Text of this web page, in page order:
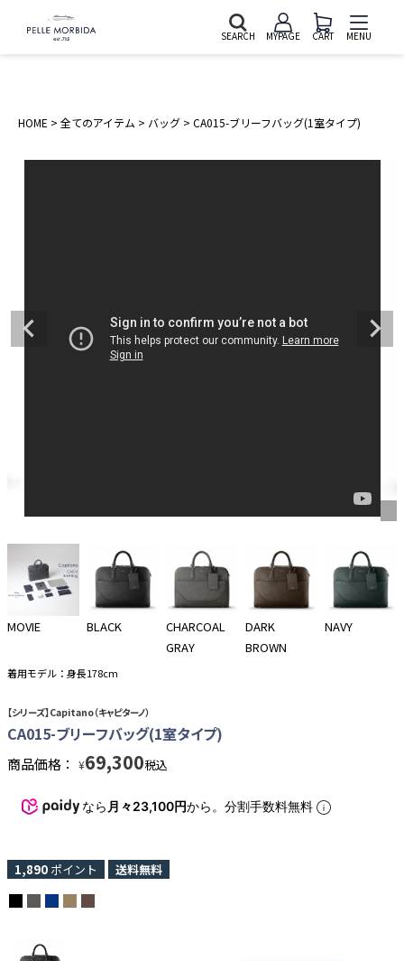
SEARCH MYPAGE CART MENU
HOME 全てのアイテム バッグ CA015-ブリーフバッグ(1室タイプ)
MOVIE BLACK
CHARCOAL
GRAY
DARK
BROWN
NAVY
着用モデル：身長178cm
【シリーズ】Capitano（キャピターノ）
CA015-ブリーフバッグ(1室タイプ)
商品価格： ¥69,300税込
なら 月々23,100円から。分割手数料無料
1,890 ポイント 送料無料